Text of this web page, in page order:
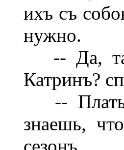
ихъ съ
нужно.
-- Да,
Катринъ?
-- Платья
знаешь,